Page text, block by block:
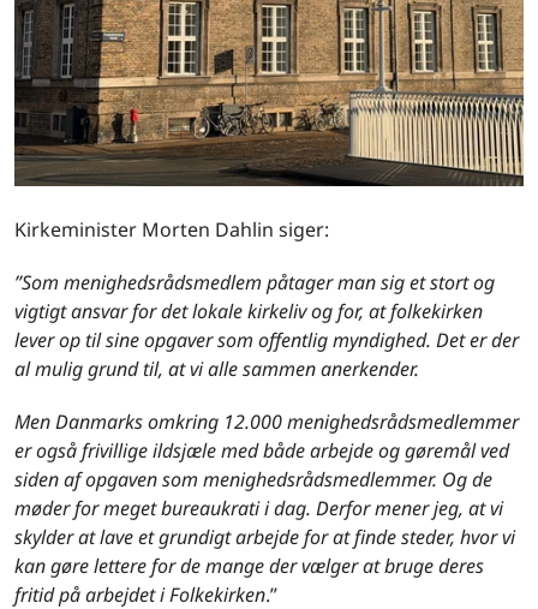
Kirkeminister Morten Dahlin siger:
”Som menighedsrådsmedlem påtager man sig et stort og
vigtigt ansvar for det lokale kirkeliv og for, at folkekirken
lever op til sine opgaver som offentlig myndighed. Det er der
al mulig grund til, at vi alle sammen anerkender.
Men Danmarks omkring 12.000 menighedsrådsmedlemmer
er også frivillige ildsjæle med både arbejde og gøremål ved
siden af opgaven som menighedsrådsmedlemmer. Og de
møder for meget bureaukrati i dag. Derfor mener jeg, at vi
skylder at lave et grundigt arbejde for at finde steder, hvor vi
kan gøre lettere for de mange der vælger at bruge deres
fritid på arbejdet i Folkekirken.”